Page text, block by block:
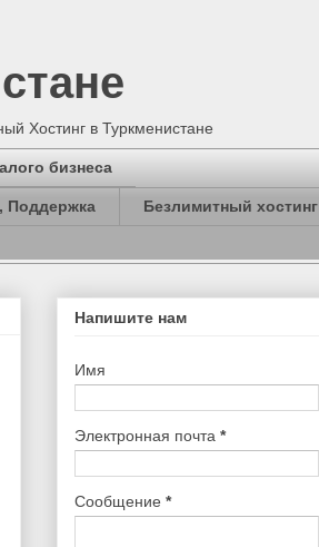
Хостинг в Туркменистане
бизнеса
Поддержка Безлимитный хостинг
Напишите нам
Имя
Электронная почта *
Сообщение *